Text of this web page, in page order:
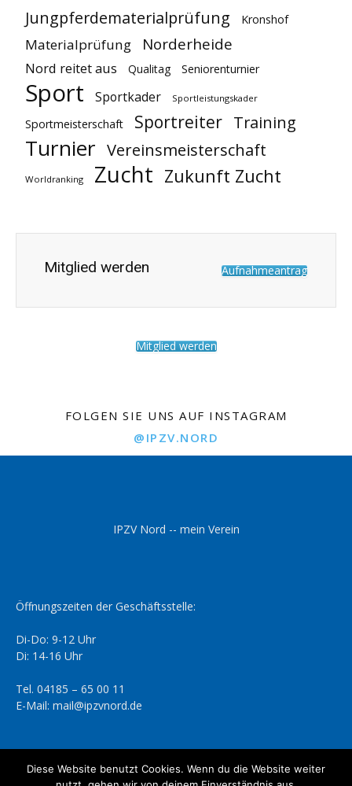
Jungpferdematerialprüfung Kronshof
Materialprüfung Norderheide
Nord reitet aus Qualitag Seniorenturnier
Sport Sportkader Sportleistungskader
Sportmeisterschaft Sportreiter Training
Turnier Vereinsmeisterschaft
Worldranking Zucht Zukunft Zucht
Mitglied werden Aufnahmeantrag
Mitglied werden
FOLGEN SIE UNS AUF INSTAGRAM
@IPZV.NORD
IPZV Nord -- mein Verein
Öffnungszeiten der Geschäftsstelle:
Di-Do: 9-12 Uhr
Di: 14-16 Uhr
Tel. 04185 – 65 00 11
E-Mail: mail@ipzvnord.de
Diese Website benutzt Cookies. Wenn du die Website weiter